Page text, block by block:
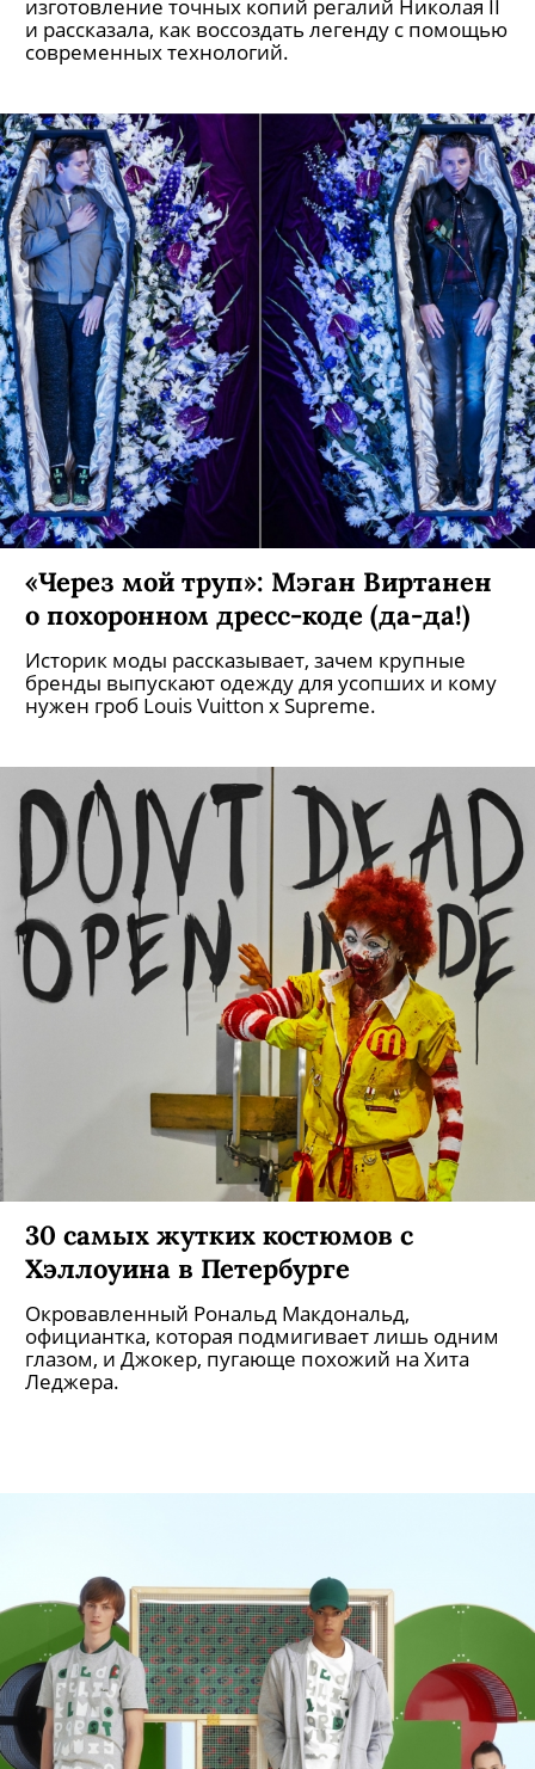
Ольга Аверьянова: «Детали для
императорских корон из
"Матильды" мы создавали на 3D-
принтере»
Ювелир из Петербурга выиграла конкурс на
изготовление точных копий регалий Николая II
и рассказала, как воссоздать легенду с помощью
современных технологий.
«Через мой труп»: Мэган Виртанен
о похоронном дресс-коде (да-да!)
Историк моды рассказывает, зачем крупные
бренды выпускают одежду для усопших и кому
нужен гроб Louis Vuitton x Supreme.
30 самых жутких костюмов с
Хэллоуина в Петербурге
Окровавленный Рональд Макдональд,
официантка, которая подмигивает лишь одним